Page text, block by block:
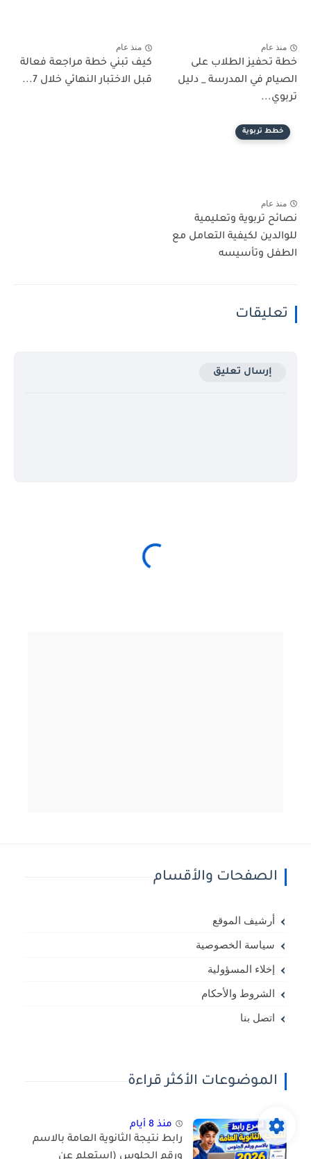
منذ عام
خطة تحفيز الطلاب على
الصيام في المدرسة _ دليل
تربوي...
منذ عام
كيف تبني خطة مراجعة فعالة
قبل الاختبار النهائي خلال 7...
خطط تربوية
منذ عام
نصائح تربوية وتعليمية
للوالدين لكيفية التعامل مع
الطفل وتأسيسه
تعليقات
إرسال تعليق
الصفحات والأقسام
أرشيف الموقع
سياسة الخصوصية
إخلاء المسؤولية
الشروط والأحكام
اتصل بنا
الموضوعات الأكثر قراءة
منذ 8 أيام
رابط نتيجة الثانوية العامة بالاسم